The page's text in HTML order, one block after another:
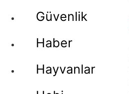
Güvenlik
Haber
Hayvanlar